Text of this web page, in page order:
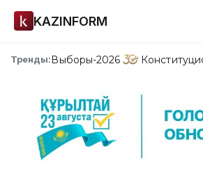
KAZINFORM
Тренды:Выборы-2026